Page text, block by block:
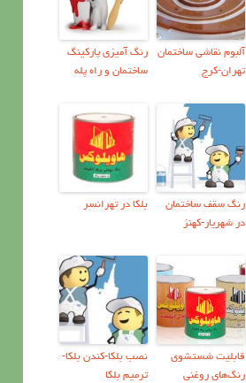
آلبوم نقاشی ساختمان
تهران-کرج
رنگ آمیزی پارکینگ
ساختمان و راه پله
رنگ سقف ساختمان
در شهریار-کهنز
بلکا در تهرانسر
قابليت شستشوی
رنگ‌هاي روغنی
نصب بلکا-کندن بلکا-
ترمیم بلکا